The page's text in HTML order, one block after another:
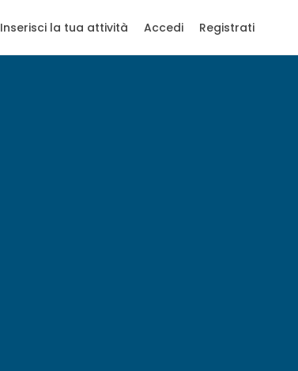
Inserisci la tua attività Accedi Registrati